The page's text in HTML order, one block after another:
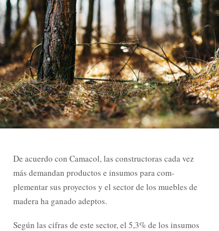
De acuerdo con Camacol, las constructoras cada vez
más demandan productos e insumos para com­
plementar sus proyectos y el sector de los muebles de
madera ha ganado adeptos.
Según las cifras de este sector, el 5,3% de los insumos